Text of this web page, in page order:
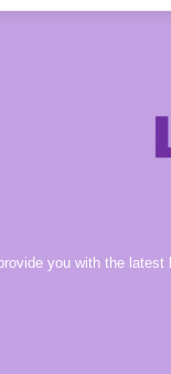
you with the latest